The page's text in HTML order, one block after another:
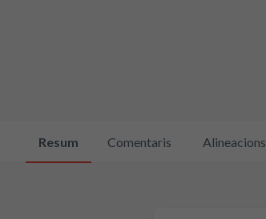
Resum Comentaris Alineacions